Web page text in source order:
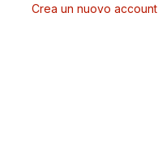
Crea un nuovo account